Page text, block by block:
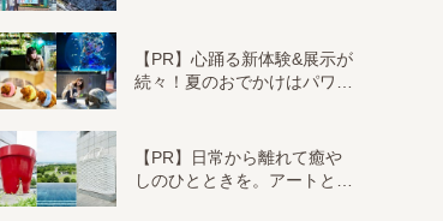
【PR】心踊る新体験&展示が
続々！夏のおでかけはパワ…
【PR】日常から離れて癒や
しのひとときを。アートと…